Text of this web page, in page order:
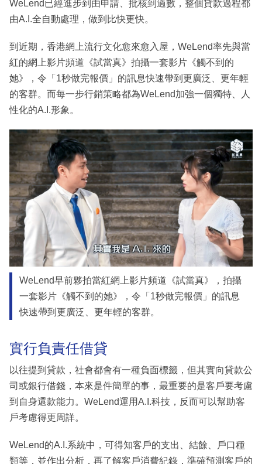
WeLend已經進步到由申請、批核到過數，整個貸款過程都
由A.I.全自動處理，做到比快更快。
到近期，香港網上流行文化愈來愈入屋，WeLend率先與當
紅的網上影片頻道《試當真》拍攝一套影片《觸不到的
她》，令「1秒做完報價」的訊息快速帶到更廣泛、更年輕
的客群。而每一步行銷策略都為WeLend加強一個獨特、人
性化的A.I.形象。
WeLend早前夥拍當紅網上影片頻道《試當真》，拍攝
一套影片《觸不到的她》，令「1秒做完報價」的訊息
快速帶到更廣泛、更年輕的客群。
實行負責任借貸
以往提到貸款，社會都會有一種負面標籤，但其實向貸款公
司或銀行借錢，本來是件簡單的事，最重要的是客戶要考慮
到自身還款能力。WeLend運用A.I.科技，反而可以幫助客
戶考慮得更周詳。
WeLend的A.I.系統中，可得知客戶的支出、結餘、戶口種
類等，並作出分析，再了解客戶消費紀錄，準確預測客戶的